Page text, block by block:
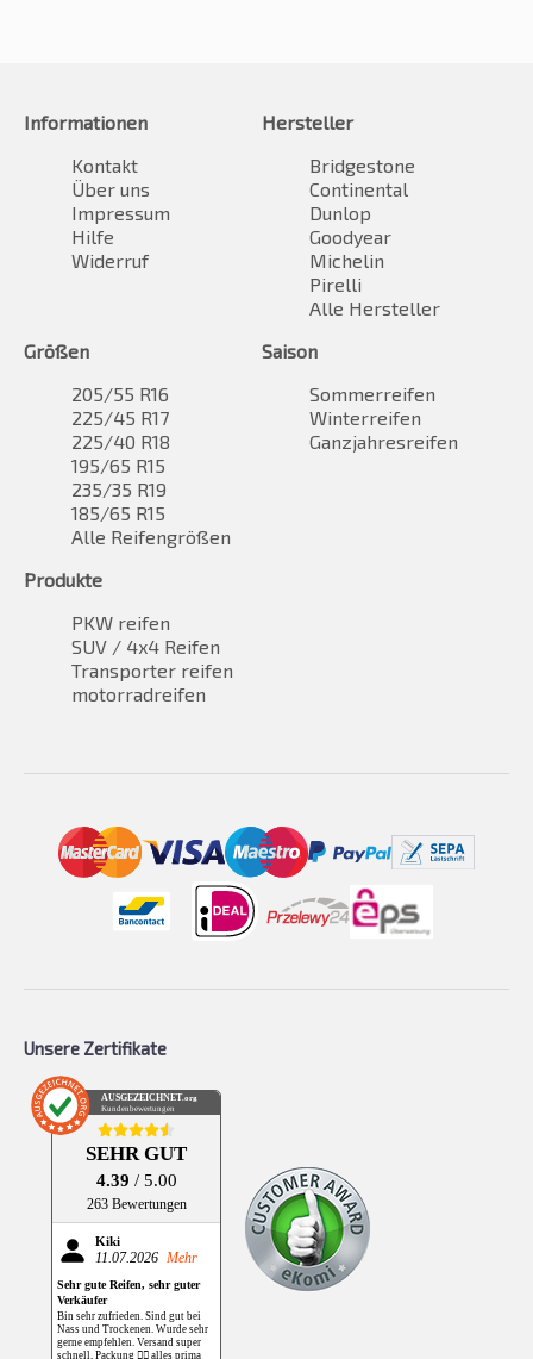
Informationen
Kontakt
Über uns
Impressum
Hilfe
Widerruf
Hersteller
Bridgestone
Continental
Dunlop
Goodyear
Michelin
Pirelli
Alle Hersteller
Größen
205/55 R16
225/45 R17
225/40 R18
195/65 R15
235/35 R19
185/65 R15
Alle Reifengrößen
Saison
Sommerreifen
Winterreifen
Ganzjahresreifen
Produkte
PKW reifen
SUV / 4x4 Reifen
Transporter reifen
motorradreifen
Unsere Zertifikate
AUSGEZEICHNET .org
Kundenbewertungen
SEHR GUT
4.39 / 5.00
263 Bewertungen
Kiki
11.07.2026 Mehr
Sehr gute Reifen, sehr guter
Verkäufer
Bin sehr zufrieden. Sind gut bei
Nass und Trockenen. Wurde sehr
gerne empfehlen. Versand super
schnell, Packung 👌🏻 alles prima